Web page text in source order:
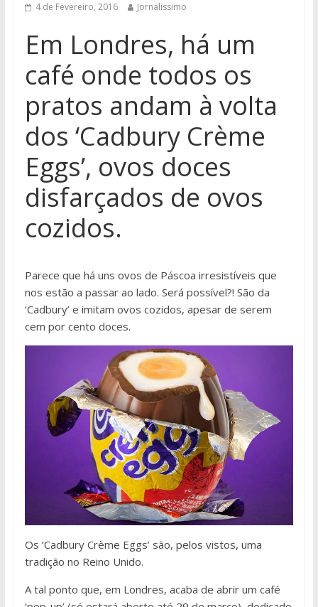
4 de Fevereiro, 2016 Jornalissimo
Em Londres, há um
café onde todos os
pratos andam à volta
dos ‘Cadbury Crème
Eggs’, ovos doces
disfarçados de ovos
cozidos.
Parece que há uns ovos de Páscoa irresistíveis que
nos estão a passar ao lado. Será possível?! São da
‘Cadbury’ e imitam ovos cozidos, apesar de serem
cem por cento doces.
Os ‘Cadbury Crème Eggs’ são, pelos vistos, uma
tradição no Reino Unido.
A tal ponto que, em Londres, acaba de abrir um café